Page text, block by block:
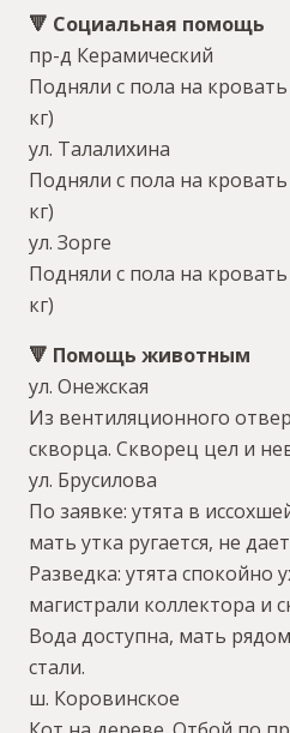
🔻 Социальная помощь
пр-д Керамический
Подняли с пола на
кг)
ул. Талалихина
Подняли с пола на
кг)
ул. Зорге
Подняли с пола на
кг)
🔻 Помощь животным
ул. Онежская
Из вентиляционного
скворца. Скворец цел и
ул. Брусилова
По заявке: утята в
мать утка ругается, не
Разведка: утята спокойно
магистрали коллектора и
Вода доступна, мать
стали.
ш. Коровинское